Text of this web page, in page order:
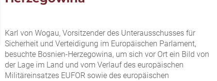
Karl von Wogau, Vorsitzender des Unterausschusses für
Sicherheit und Verteidigung im Europäischen Parlament,
besuchte Bosnien-Herzegowina, um sich vor Ort ein Bild von
der Lage im Land und vom Verlauf des europäischen
Militäreinsatzes EUFOR sowie des europäischen